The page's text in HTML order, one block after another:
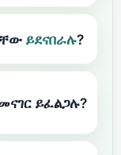
ይደናበራሉ?
ይፈልጋሉ?